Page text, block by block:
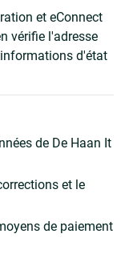
et eConnect
vérifie l'adresse
d'état
de De Haan It
et le
de paiement